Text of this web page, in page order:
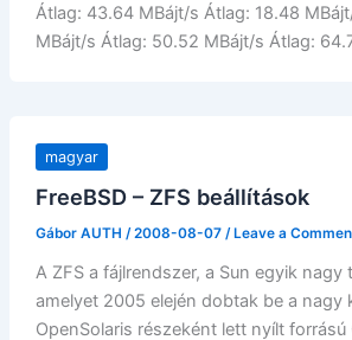
Átlag: 43.64 MBájt/s Átlag: 18.48
MBájt/s Átlag: 50.52 MBájt/s Átlag:
magyar
FreeBSD – ZFS beállítások
Gábor AUTH /2008-08-07 / Leave a
A ZFS a fájlrendszer, a Sun egyik nagy
amelyet 2005 elején dobtak be a nagy
OpenSolaris részeként lett nyílt forrású